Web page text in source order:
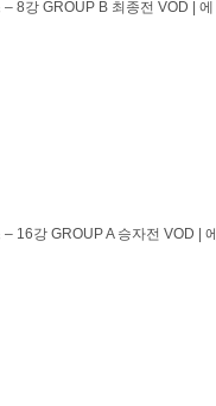
8강 GROUP B 최종전 VOD | 에
16강 GROUP A 승자전 VOD | 에